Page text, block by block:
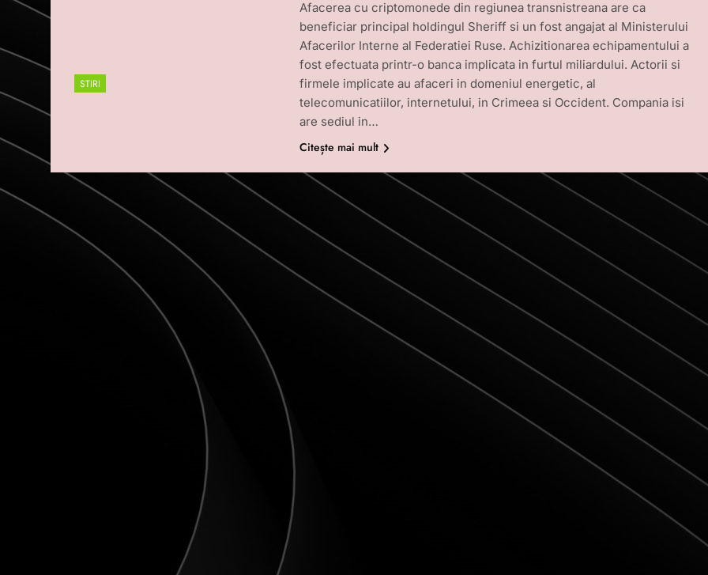
STIRI
Afacerea cu criptomonede din regiunea transnistreana are ca
beneficiar principal holdingul Sheriff si un fost angajat al Ministerului
Afacerilor Interne al Federatiei Ruse. Achizitionarea echipamentului a
fost efectuata printr-o banca implicata in furtul miliardului. Actorii si
firmele implicate au afaceri in domeniul energetic, al
telecomunicatiilor, internetului, in Crimeea si Occident. Compania isi
are sediul in…
Citește mai mult